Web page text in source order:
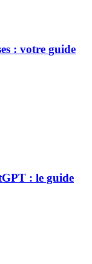
: votre guide
: le guide